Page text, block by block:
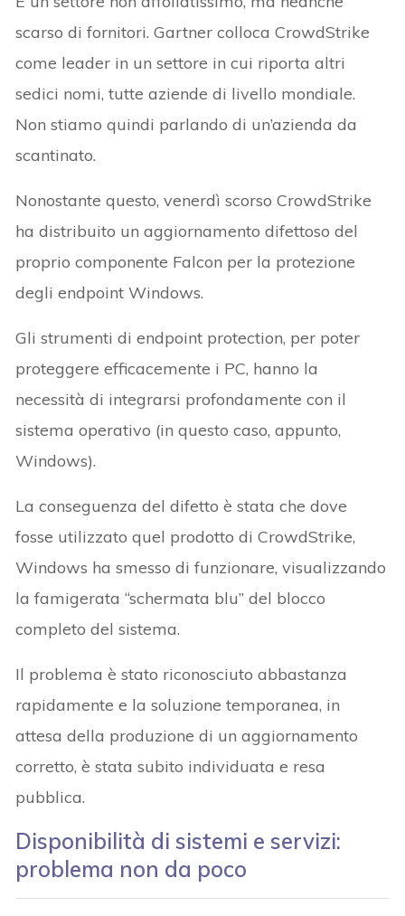
scarso di fornitori. Gartner colloca CrowdStrike
come leader in un settore in cui riporta altri
sedici nomi, tutte aziende di livello mondiale.
Non stiamo quindi parlando di un’azienda da
scantinato.
Nonostante questo, venerdì scorso CrowdStrike
ha distribuito un aggiornamento difettoso del
proprio componente Falcon per la protezione
degli endpoint Windows.
Gli strumenti di endpoint protection, per poter
proteggere efficacemente i PC, hanno la
necessità di integrarsi profondamente con il
sistema operativo (in questo caso, appunto,
Windows).
La conseguenza del difetto è stata che dove
fosse utilizzato quel prodotto di CrowdStrike,
Windows ha smesso di funzionare, visualizzando
la famigerata “schermata blu” del blocco
completo del sistema.
Il problema è stato riconosciuto abbastanza
rapidamente e la soluzione temporanea, in
attesa della produzione di un aggiornamento
corretto, è stata subito individuata e resa
pubblica.
Disponibilità di sistemi e servizi:
problema non da poco